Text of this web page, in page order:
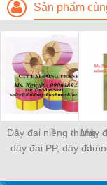
Sản phẩm
Dây đai niềng thùng,
dây đai PP, dây đai
Máy